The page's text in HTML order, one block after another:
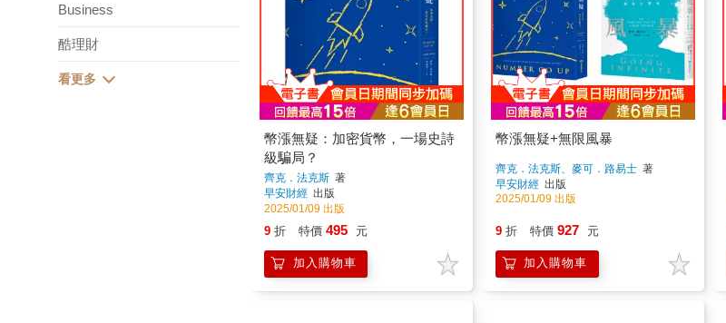
Business
酷理財
幣漲無疑：加密貨幣，一場史詩
級騙局？
齊克．法克斯 著
早安財經 出版
2025/01/09 出版
9 折 特價 495 元
加入購物車
幣漲無疑+無限風暴
齊克．法克斯、麥可．路易士著
早安財經 出版
2025/01/09 出版
9 折 特價 927 元
加入購物車